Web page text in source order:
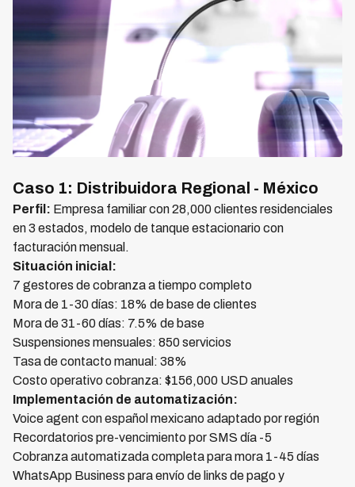
Caso 1: Distribuidora Regional - México
Perfil: Empresa familiar con 28,000 clientes residenciales
en 3 estados, modelo de tanque estacionario con
facturación mensual.
Situación inicial:
7 gestores de cobranza a tiempo completo
Mora de 1-30 días: 18% de base de clientes
Mora de 31-60 días: 7.5% de base
Suspensiones mensuales: 850 servicios
Tasa de contacto manual: 38%
Costo operativo cobranza: $156,000 USD anuales
Implementación de automatización:
Voice agent con español mexicano adaptado por región
Recordatorios pre-vencimiento por SMS día -5
Cobranza automatizada completa para mora 1-45 días
WhatsApp Business para envío de links de pago y